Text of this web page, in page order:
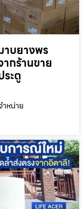
าบยางพร
กร้านขาย
ะตู
หน่าย